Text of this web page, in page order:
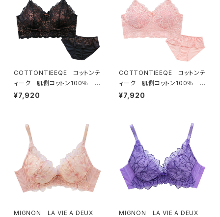
COTTONTIEEQE コットンテ
ィーク 肌側コットン100％ ソ
フトブラ ＆ ショーツセット（ブラ
¥7,920
COTTONTIEEQE コットンテ
ィーク 肌側コットン100％ ソ
フトブラ ＆ ショーツセット（ピー
¥7,920
MIGNON LA VIE A DEUX
MIGNON LA VIE A DEUX